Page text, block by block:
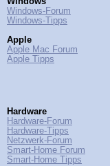
Windows-Forum
Windows-Tipps
Apple
Apple Mac Forum
Apple Tipps
Hardware
Hardware-Forum
Hardware-Tipps
Netzwerk-Forum
Smart-Home Forum
Smart-Home Tipps